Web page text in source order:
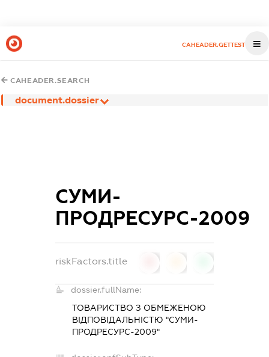
CAHEADER.GETTEST
CAHEADER.SEARCH
document.dossier
СУМИ-
ПРОДРЕСУРС-2009
riskFactors.title
dossier.fullName:
ТОВАРИСТВО З ОБМЕЖЕНОЮ
ВІДПОВІДАЛЬНІСТЮ "СУМИ-
ПРОДРЕСУРС-2009"